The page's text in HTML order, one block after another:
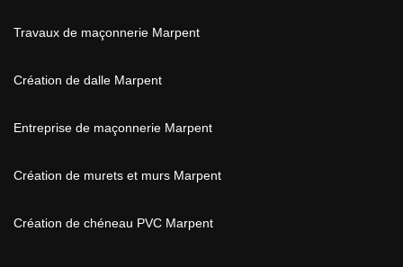
Travaux de maçonnerie Marpent
Création de dalle Marpent
Entreprise de maçonnerie Marpent
Création de murets et murs Marpent
Création de chéneau PVC Marpent